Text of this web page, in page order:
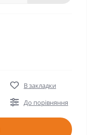
В закладки
До порівняння